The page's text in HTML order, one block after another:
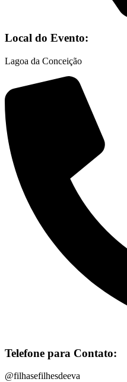
Local do Evento:
Lagoa da Conceição
Telefone para Contato:
@filhasefilhesdeeva